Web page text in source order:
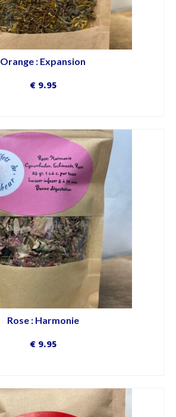
Orange : Expansion
€9.95
Rose : Harmonie
€9.95